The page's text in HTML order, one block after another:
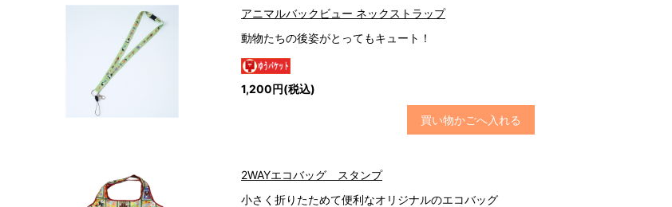
アニマルバックビュー ネックストラップ
動物たちの後姿がとってもキュート！
1,200円(税込)
買い物かごへ入れる
2WAYエコバッグ スタンプ
小さく折りたためて便利なオリジナルのエコバッグ